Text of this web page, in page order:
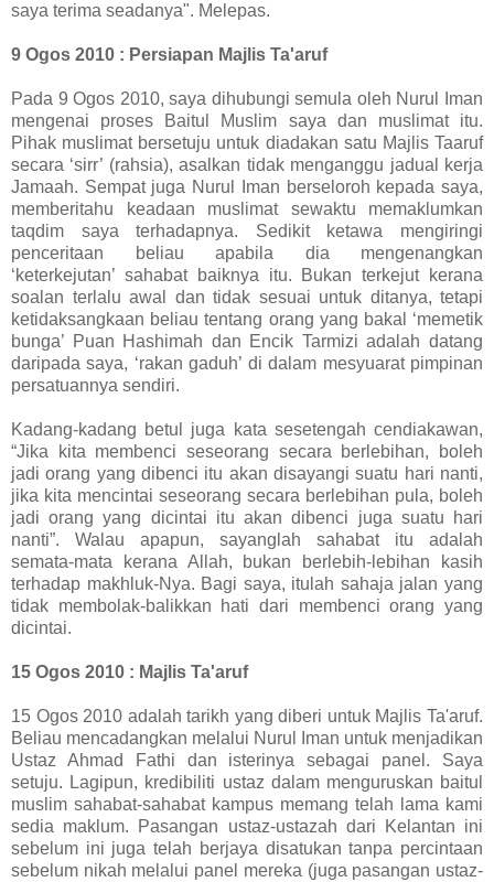
saya terima seadanya". Melepas.
9 Ogos 2010 : Persiapan Majlis Ta'aruf
Pada 9 Ogos 2010, saya dihubungi semula oleh Nurul Iman
mengenai proses Baitul Muslim saya dan muslimat itu.
Pihak muslimat bersetuju untuk diadakan satu Majlis Taaruf
secara ‘sirr’ (rahsia), asalkan tidak menganggu jadual kerja
Jamaah. Sempat juga Nurul Iman berseloroh kepada saya,
memberitahu keadaan muslimat sewaktu memaklumkan
taqdim saya terhadapnya. Sedikit ketawa mengiringi
penceritaan beliau apabila dia mengenangkan
‘keterkejutan’ sahabat baiknya itu. Bukan terkejut kerana
soalan terlalu awal dan tidak sesuai untuk ditanya, tetapi
ketidaksangkaan beliau tentang orang yang bakal ‘memetik
bunga’ Puan Hashimah dan Encik Tarmizi adalah datang
daripada saya, ‘rakan gaduh’ di dalam mesyuarat pimpinan
persatuannya sendiri.
Kadang-kadang betul juga kata sesetengah cendiakawan,
“Jika kita membenci seseorang secara berlebihan, boleh
jadi orang yang dibenci itu akan disayangi suatu hari nanti,
jika kita mencintai seseorang secara berlebihan pula, boleh
jadi orang yang dicintai itu akan dibenci juga suatu hari
nanti”. Walau apapun, sayanglah sahabat itu adalah
semata-mata kerana Allah, bukan berlebih-lebihan kasih
terhadap makhluk-Nya. Bagi saya, itulah sahaja jalan yang
tidak membolak-balikkan hati dari membenci orang yang
dicintai.
15 Ogos 2010 : Majlis Ta'aruf
15 Ogos 2010 adalah tarikh yang diberi untuk Majlis Ta'aruf.
Beliau mencadangkan melalui Nurul Iman untuk menjadikan
Ustaz Ahmad Fathi dan isterinya sebagai panel. Saya
setuju. Lagipun, kredibiliti ustaz dalam menguruskan baitul
muslim sahabat-sahabat kampus memang telah lama kami
sedia maklum. Pasangan ustaz-ustazah dari Kelantan ini
sebelum ini juga telah berjaya disatukan tanpa percintaan
sebelum nikah melalui panel mereka (juga pasangan ustaz-